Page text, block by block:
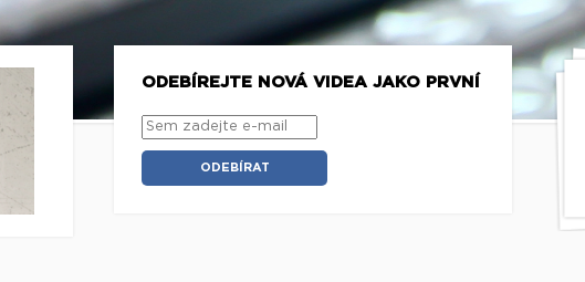
ODEBÍREJTE NOVÁ VIDEA JAKO PRVNÍ